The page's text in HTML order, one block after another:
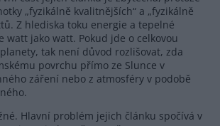
„fyzikálně kvalitnějších“ a „fyzikálně
Z hlediska toku energie a tepelné
watt jako watt. Pokud jde o celkovou
tak není důvod rozlišovat, zda
povrchu přímo ze Slunce v
záření nebo z atmosféry v podobě
Hlavní problém jejich článku spočívá v